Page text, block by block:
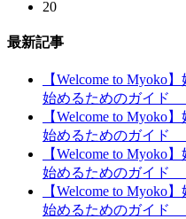
20
最新記事
【Welcome to Myoko
始めるためのガイド
【Welcome to Myoko
始めるためのガイド
【Welcome to Myoko
始めるためのガイド
【Welcome to Myoko
始めるためのガイド